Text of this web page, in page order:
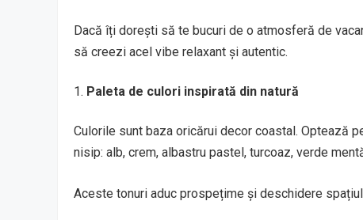
Dacă îți dorești să te bucuri de o atmosferă de
să creezi acel vibe relaxant și autentic.
Paleta de culori inspirată din natură
Culorile sunt baza oricărui decor coastal. Optează
nisip: alb, crem, albastru pastel, turcoaz, verde
Aceste tonuri aduc prospețime și deschidere